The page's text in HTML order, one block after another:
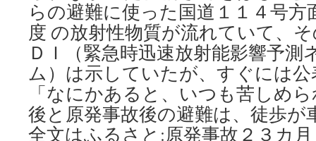
らの避難に使った国道１１４号
度 の放射性物質が流れていて、
ＤＩ（緊急時迅速放射能影響予
ム）は示していたが、すぐには
「なにかあると、いつも苦しめ
後と原発事故後の避難は、徒歩が
全文はふるさと:原発事故２３カ